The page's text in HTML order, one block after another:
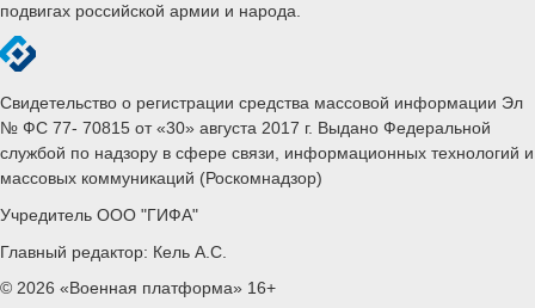
подвигах российской армии и народа.
Свидетельство о регистрации средства массовой информации Эл
№ ФС 77- 70815 от «30» августа 2017 г. Выдано Федеральной
службой по надзору в сфере связи, информационных технологий и
массовых коммуникаций (Роскомнадзор)
Учредитель ООО "ГИФА"
Главный редактор: Кель А.С.
© 2026 «Военная платформа» 16+